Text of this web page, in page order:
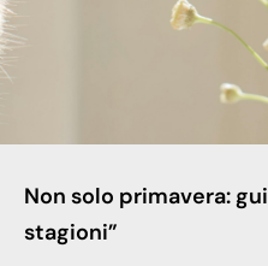
Non solo primavera:
stagioni”